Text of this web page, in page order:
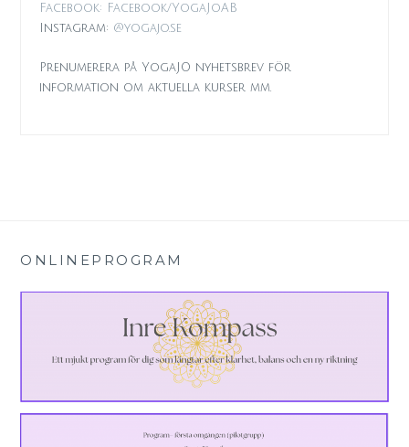
Facebook: Facebook/YogaJoAB
Instagram: @yogajo.se
Prenumerera på YogaJO nyhetsbrev för
information om aktuella kurser mm.
ONLINEPROGRAM